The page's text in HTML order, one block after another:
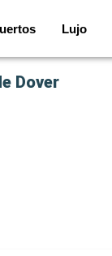
Lujo
Dover